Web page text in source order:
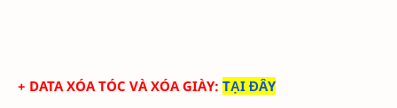
+ DATA XÓA TÓC VÀ XÓA GIÀY: TẠI ĐÂY